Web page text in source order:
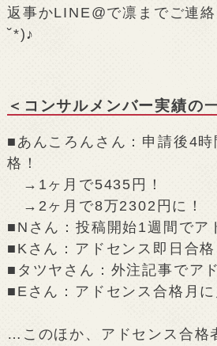
返事かLINE@で凛までご連
˘*)♪
＜コンサルメンバー実績の
■あんころんさん：申請後4
格！
→1ヶ月で5435円！
→2ヶ月で8万2302円に！
■Nさん：投稿開始1週間でア
■Kさん：アドセンス即日合格
■タツヤさん：外注記事でア
■Eさん：アドセンス合格月
…このほか、アドセンス合格